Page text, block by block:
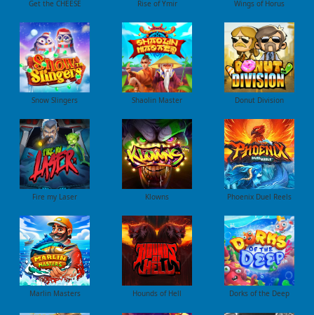
Get the CHEESE Rise of Ymir Wings of Horus
Snow Slingers Shaolin Master Donut Division
Fire my Laser Klowns Phoenix Duel Reels
Marlin Masters Hounds of Hell Dorks of the Deep